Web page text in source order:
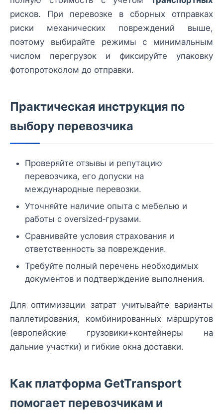
рисков. При перевозке в сборных отправках
риски механических повреждений выше,
поэтому выбирайте режимы с минимальным
числом перегрузок и фиксируйте упаковку
фотопротоколом до отправки.
Практическая инструкция по
выбору перевозчика
Проверяйте отзывы и репутацию
перевозчика, его допуски на
международные перевозки.
Уточняйте наличие опыта с мебелью и
работы с oversized‑грузами.
Сравнивайте условия страхования и
ответственность за повреждения.
Требуйте полный перечень необходимых
документов и подтверждение выполнения.
Для оптимизации затрат учитывайте варианты
паллетирования, комбинированных маршрутов
(европейские грузовики+контейнеры на
дальние участки) и гибкие окна доставки.
Как платформа GetTransport
помогает перевозчикам и